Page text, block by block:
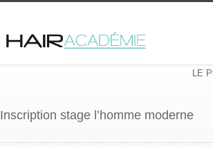
LE
Inscription stage l’homme moderne